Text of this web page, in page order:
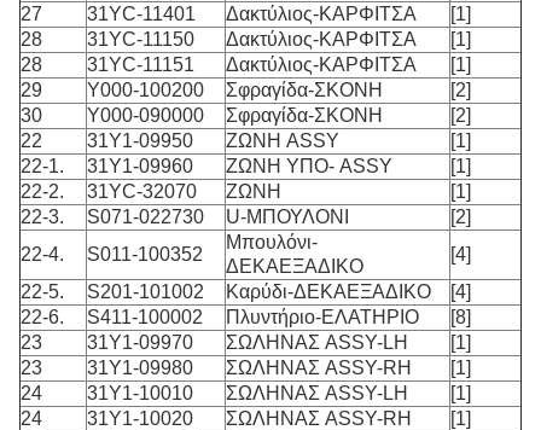
27
31YC-11401 Δακτύλιος-ΚΑΡΦΙΤΣΑ
[1]
28
31YC-11150 Δακτύλιος-ΚΑΡΦΙΤΣΑ
[1]
28
31YC-11151 Δακτύλιος-ΚΑΡΦΙΤΣΑ
[1]
29
Y000-100200 Σφραγίδα-ΣΚΟΝΗ
[2]
30
Y000-090000 Σφραγίδα-ΣΚΟΝΗ
[2]
22
31Y1-09950 ΖΩΝΗ ASSY
[1]
22-1.
31Y1-09960 ΖΩΝΗ ΥΠΟ- ASSY
[1]
22-2.
31YC-32070 ΖΩΝΗ
[1]
22-3.
S071-022730 U-ΜΠΟΥΛΟΝΙ
[2]
22-4.
S011-100352
Μπουλόνι-
ΔΕΚΑΕΞΑΔΙΚΟ
[4]
22-5.
S201-101002 Καρύδι-ΔΕΚΑΕΞΑΔΙΚΟ
[4]
22-6.
S411-100002 Πλυντήριο-ΕΛΑΤΗΡΙΟ
[8]
23
31Y1-09970 ΣΩΛΗΝΑΣ ASSY-LH
[1]
23
31Y1-09980 ΣΩΛΗΝΑΣ ASSY-RH
[1]
24
31Y1-10010 ΣΩΛΗΝΑΣ ASSY-LH
[1]
24
31Y1-10020 ΣΩΛΗΝΑΣ ASSY-RH
[1]